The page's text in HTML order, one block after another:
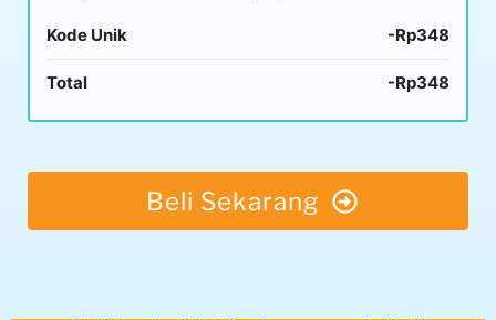
Kode Unik -Rp348
Total -Rp348
Beli Sekarang